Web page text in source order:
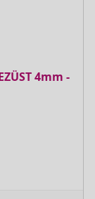
4mm -